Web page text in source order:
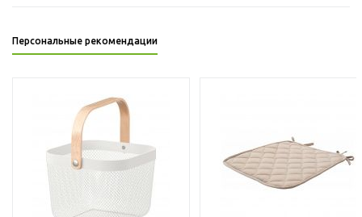
Персональные рекомендации